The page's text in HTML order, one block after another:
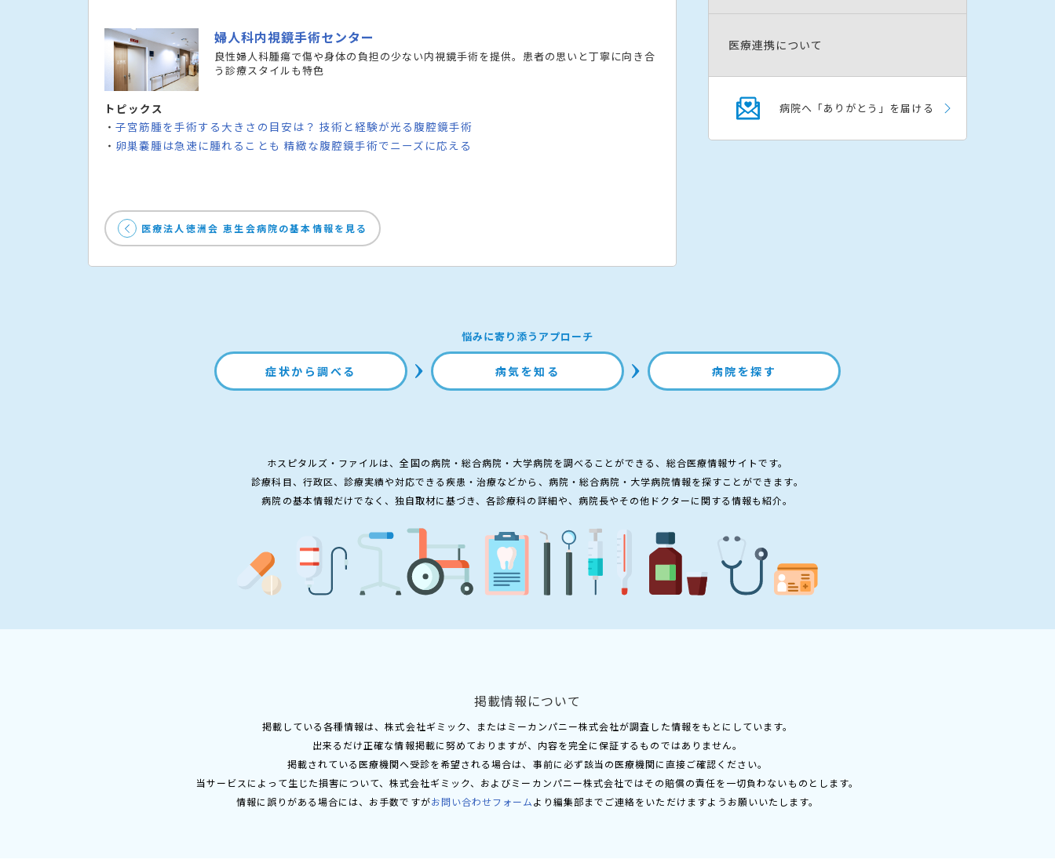
婦人科内視鏡手術センター
良性婦人科腫瘍で傷や身体の負担の少ない内視鏡手術を提供。患者の思いと丁寧に向き合
う診療スタイルも特色
トピックス
・子宮筋腫を手術する大きさの目安は？ 技術と経験が光る腹腔鏡手術
・ 卵巣嚢腫は急速に腫れることも 精緻な腹腔鏡手術でニーズに応える
医療法人徳洲会 恵生会病院の基本情報を見る
医療連携について
病院へ「ありがとう」を届ける
悩みに寄り添うアプローチ
症状から調べる 病気を知る 病院を探す
ホスピタルズ・ファイルは、全国の病院・総合病院・大学病院を調べることができる、総合医療情報サイトです。
診療科目、行政区、診療実績や対応できる疾患・治療などから、病院・総合病院・大学病院情報を探すことができます。
病院の基本情報だけでなく、独自取材に基づき、各診療科の詳細や、病院長やその他ドクターに関する情報も紹介。
掲載情報について
掲載している各種情報は、株式会社ギミック、またはミーカンパニー株式会社が調査した情報をもとにしています。
出来るだけ正確な情報掲載に努めておりますが、内容を完全に保証するものではありません。
掲載されている医療機関へ受診を希望される場合は、事前に必ず該当の医療機関に直接ご確認ください。
当サービスによって生じた損害について、株式会社ギミック、およびミーカンパニー株式会社ではその賠償の責任を一切負わないものとします。
情報に誤りがある場合には、お手数ですがお問い合わせフォームより編集部までご連絡をいただけますようお願いいたします。